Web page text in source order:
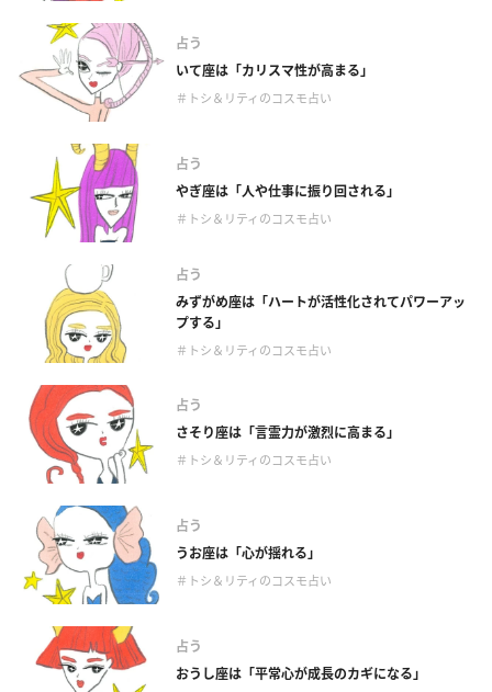
占う
いて座は「カリスマ性が高まる」
＃トシ＆リティのコスモ占い
占う
やぎ座は「人や仕事に振り回される」
＃トシ＆リティのコスモ占い
占う
みずがめ座は「ハートが活性化されてパワーアッ
プする」
＃トシ＆リティのコスモ占い
占う
さそり座は「言霊力が激烈に高まる」
＃トシ＆リティのコスモ占い
占う
うお座は「心が揺れる」
＃トシ＆リティのコスモ占い
占う
おうし座は「平常心が成長のカギになる」